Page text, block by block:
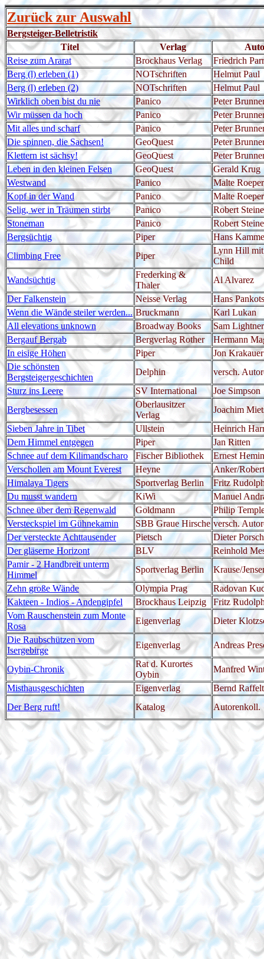
Zurück zur Auswahl
Bergsteiger-Belletristik
Titel
Verlag
Reise zum Ararat
Brockhaus Verlag
Friedrich
Berg (l) erleben (1)
NOTschriften
Helmut Paul
Berg (l) erleben (2)
NOTschriften
Helmut Paul
Wirklich oben bist du nie
Panico
Peter
Wir müssen da hoch
Panico
Peter
Mit alles und scharf
Panico
Peter
Die spinnen, die Sachsen!
GeoQuest
Peter
Klettern ist sächsy!
GeoQuest
Peter
Leben in den kleinen Felsen
GeoQuest
Gerald Krug
Westwand
Panico
Malte Roeper
Kopf in der Wand
Panico
Malte Roeper
Selig, wer in Träumen stirbt
Panico
Robert
Stoneman
Panico
Robert
Bergsüchtig
Piper
Hans
Climbing Free
Piper
Lynn Hill
Child
Wandsüchtig
Frederking &
Thaler
Al Alvarez
Der Falkenstein
Neisse Verlag
Hans
Wenn die Wände steiler werden... Bruckmann
Karl Lukan
All elevations unknown
Broadway Books
Sam
Bergauf Bergab
Bergverlag Rother
Hermann
In eisige Höhen
Piper
Jon Krakauer
Die schönsten
Bergsteigergeschichten
Delphin
versch.
Sturz ins Leere
SV International
Joe Simpson
Bergbesessen
Oberlausitzer
Verlag
Joachim
Sieben Jahre in Tibet
Ullstein
Heinrich
Dem Himmel entgegen
Piper
Jan Ritten
Schnee auf dem Kilimandscharo
Fischer Bibliothek
Ernest
Verschollen am Mount Everest
Heyne
Anker/
Himalaya Tigers
Sportverlag Berlin
Fritz
Du musst wandern
KiWi
Manuel
Schnee über dem Regenwald
Goldmann
Philip
Versteckspiel im Gühnekamin
SBB Graue Hirsche versch.
Der versteckte Achttausender
Pietsch
Dieter
Der gläserne Horizont
BLV
Reinhold
Pamir - 2 Handbreit unterm
Himmel
Sportverlag Berlin
Krause/
Zehn große Wände
Olympia Prag
Radovan
Kakteen - Indios - Andengipfel
Brockhaus Leipzig
Fritz
Vom Rauschenstein zum Monte
Rosa
Eigenverlag
Dieter
Die Raubschützen vom
Isergebirge
Eigenverlag Andreas
Oybin-Chronik
Rat d. Kurortes
Oybin
Manfred
Misthausgeschichten
Eigenverlag
Bernd Raffelt
Der Berg ruft!
Katalog Autorenkoll.